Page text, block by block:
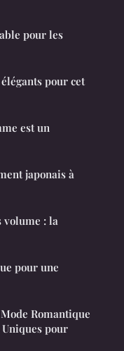
pour les
pour cet
est un
japonais à
volume : la
pour une
Romantique
pour